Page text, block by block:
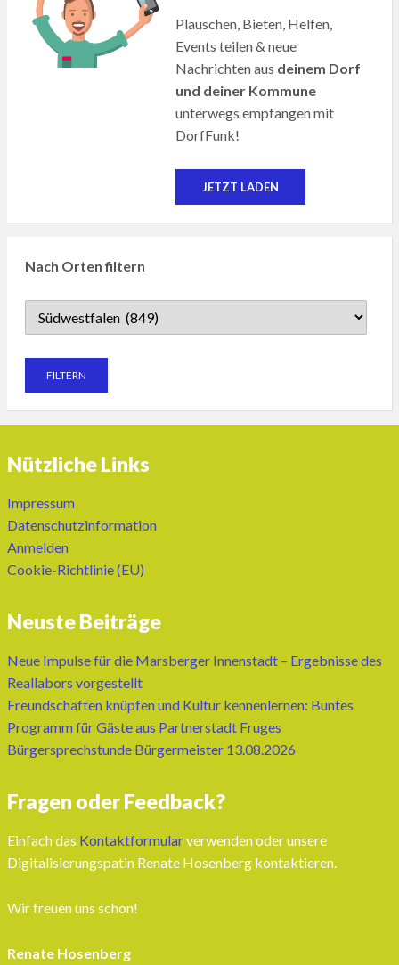
Plauschen, Bieten, Helfen,
Events teilen & neue
Nachrichten aus deinem Dorf
und deiner Kommune
unterwegs empfangen mit
DorfFunk!
JETZT LADEN
Nach Orten filtern
Nützliche Links
Impressum
Datenschutzinformation
Anmelden
Cookie-Richtlinie (EU)
Neuste Beiträge
Neue Impulse für die Marsberger Innenstadt – Ergebnisse des
Reallabors vorgestellt
Freundschaften knüpfen und Kultur kennenlernen: Buntes
Programm für Gäste aus Partnerstadt Fruges
Bürgersprechstunde Bürgermeister 13.08.2026
Fragen oder Feedback?
Einfach das Kontaktformularverwenden oder unsere
Digitalisierungspatin Renate Hosenberg kontaktieren.
Wir freuen uns schon!
Renate Hosenberg